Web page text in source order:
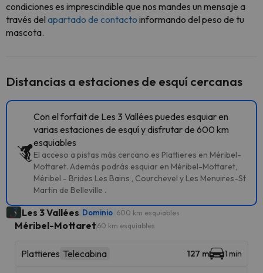
condiciones es imprescindible que nos mandes un mensaje a
través del apartado de contacto informando del peso de tu
mascota.
Distancias a estaciones de esquí cercanas
Con el forfait de Les 3 Vallées puedes esquiar en
varias estaciones de esquí y disfrutar de 600 km
esquiables
El acceso a pistas más cercano es Plattieres en Méribel-
Mottaret. Además podrás esquiar en Méribel-Mottaret,
Méribel - Brides Les Bains , Courchevel y Les Menuires-St
Martin de Belleville .
Les 3 Vallées Dominio 600 km esquiables
Méribel-Mottaret 60 km esquiables
Plattieres Telecabina 127 m 1 min